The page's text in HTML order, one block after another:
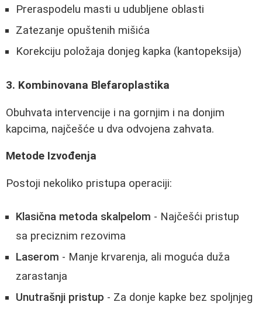
Preraspodelu masti u udubljene oblasti
Zatezanje opuštenih mišića
Korekciju položaja donjeg kapka (kantopeksija)
3. Kombinovana Blefaroplastika
Obuhvata intervencije i na gornjim i na donjim
kapcima, najčešće u dva odvojena zahvata.
Metode Izvođenja
Postoji nekoliko pristupa operaciji:
Klasična metoda skalpelom - Najčešći pristup
sa preciznim rezovima
Laserom - Manje krvarenja, ali moguća duža
zarastanja
Unutrašnji pristup - Za donje kapke bez spoljnjeg